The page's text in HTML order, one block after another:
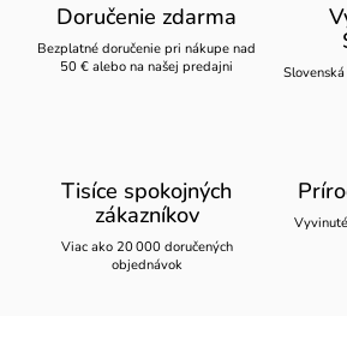
Doručenie zdarma
Bezplatné doručenie pri nákupe nad
50 € alebo na našej predajni
Tisíce spokojných
zákazníkov
Viac ako 20 000 doručených
objednávok